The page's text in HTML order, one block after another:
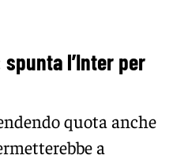
l’Inter per
quota anche
a